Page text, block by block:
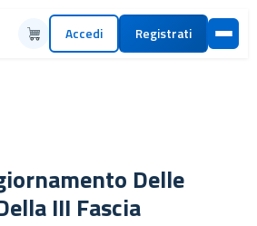
Accedi Registrati
Delle
III Fascia